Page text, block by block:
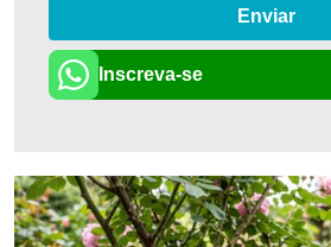
Enviar
Inscreva-se